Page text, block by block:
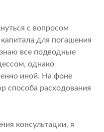
с вопросом
для погашения
все подводные
однако
иной. На фоне
способа расходования
консультации, я